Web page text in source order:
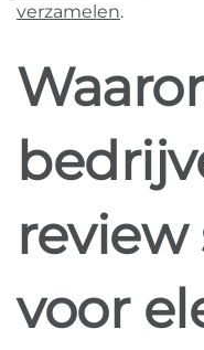
verzamelen.
review
voor